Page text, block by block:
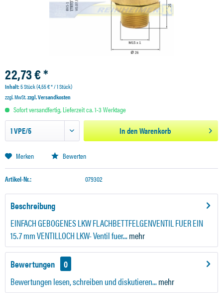
22,73 € *
Inhalt:5 Stück (4,55 € * / 1 Stück)
zzgl. MwSt.zzgl. Versandkosten
Sofort versandfertig, Lieferzeit ca. 1-3 Werktage
In denWarenkorb
Merken Bewerten
Artikel-Nr.: 079302
Beschreibung
EINFACH GEBOGENES LKW FLACHBETTFELGENVENTIL FUER EIN
15.7 mm VENTILLOCH LKW- Ventil fuer...mehr
Bewertungen
0
Bewertungen lesen, schreiben und diskutieren...mehr